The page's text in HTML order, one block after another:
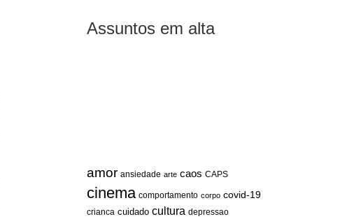
Assuntos em alta
amor ansiedade arte caos CAPS
cinema comportamento corpo covid-19
crianca cuidado cultura depressao